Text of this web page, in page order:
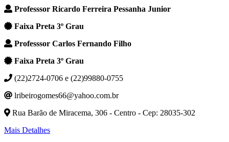
Professsor Ricardo Ferreira Pessanha Junior
Faixa Preta 3º Grau
Professsor Carlos Fernando Filho
Faixa Preta 3º Grau
(22)2724-0706 e (22)99880-0755
lribeirogomes66@yahoo.com.br
Rua Barão de Miracema, 306 - Centro - Cep: 28035-302
Mais Detalhes